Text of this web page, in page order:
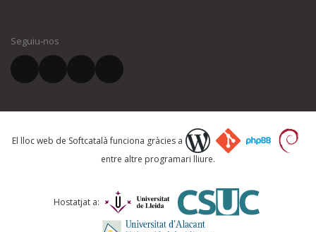
El vostre correu electrònic *
Què proposeu?
Comentari *
Seguiu-nos
El lloc web de Softcatalà funciona gràcies a
entre altre programari lliure.
Hostatjat a: